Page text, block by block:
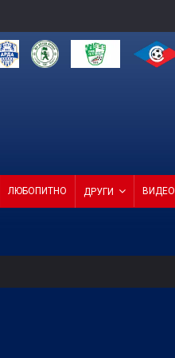
ЛЮБОПИТНО ДРУГИ ВИДЕО